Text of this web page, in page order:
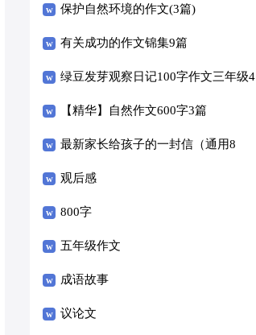
保护自然环境的作文(3篇)
有关成功的作文锦集9篇
绿豆发芽观察日记100字作文三年级4
篇
【精华】自然作文600字3篇
最新家长给孩子的一封信（通用8
篇）
观后感
800字
五年级作文
成语故事
议论文